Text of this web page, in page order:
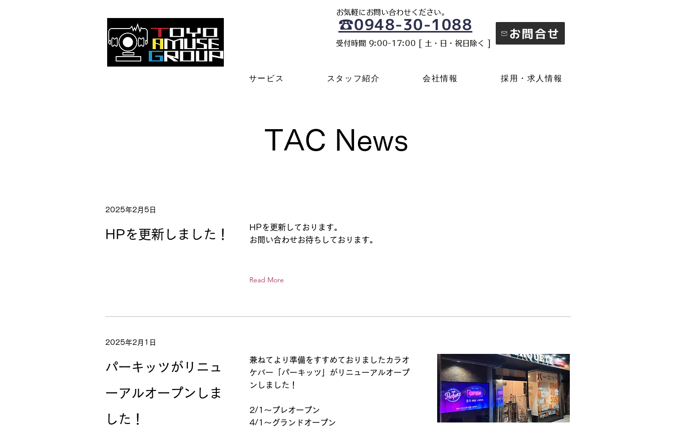
​お気軽にお問い合わせください。
☎0948-30-1088
​受付時間 9:00-17:00 [ 土・日・祝日除く ]
お問合せ
サービス スタッフ紹介 会社情報 採用・求人情報
TAC News
2025年2月5日
HPを更新しました！
HPを更新しております。
お問い合わせお待ちしております。
Read More
2025年2月1日
パーキッツがリニュ
ーアルオープンしま
した！
兼ねてより準備をすすめておりましたカラオ
ケバー「パーキッツ」がリニューアルオープ
ンしました！
2/1～プレオープン
4/1～グランドオープン